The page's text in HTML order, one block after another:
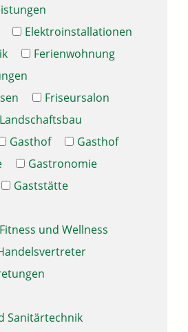
Elektroinstallationen
Ferienwohnung
Friseursalon
Gasthof
Gasthof
Gastronomie
Gaststätte
und Wellness
Sanitärtechnik